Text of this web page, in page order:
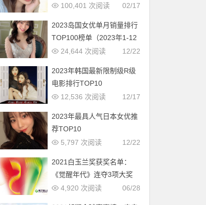
优新人多多（2024年1月，
02/17
100,401 次阅读
2023岛国女优单月销量排行
TOP100榜单（2023年1-12
月更新完毕）
12/22
24,644 次阅读
2023年韩国最新限制级R级
电影排行TOP10
12/17
12,536 次阅读
2023年最具人气日本女优推
荐TOP10
12/22
5,797 次阅读
2021白玉兰奖获奖名单：
《觉醒年代》连夺3项大奖
06/28
4,920 次阅读